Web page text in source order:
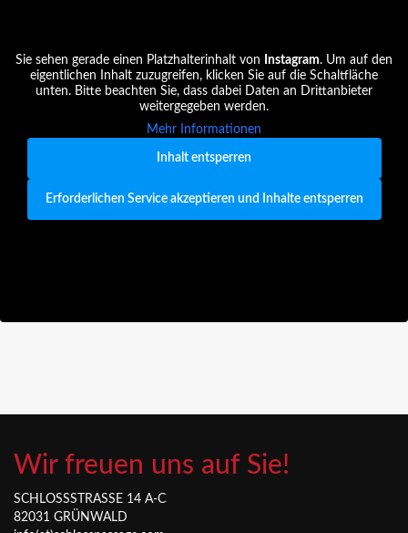
Sie sehen gerade einen Platzhalterinhalt von Instagram. Um auf den
eigentlichen Inhalt zuzugreifen, klicken Sie auf die Schaltfläche
unten. Bitte beachten Sie, dass dabei Daten an Drittanbieter
weitergegeben werden.
Mehr Informationen
Inhalt entsperren
Erforderlichen Service akzeptieren und Inhalte entsperren
Wir freuen uns auf Sie!
SCHLOSSSTRASSE 14 A-C
82031 GRÜNWALD